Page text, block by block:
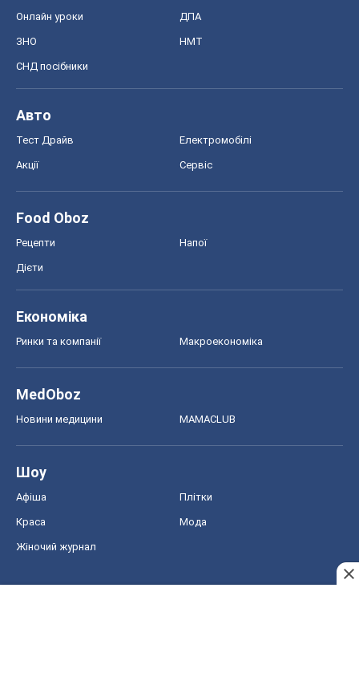
Онлайн уроки ДПА
ЗНО НМТ
СНД посібники
Авто
Тест Драйв Електромобілі
Акції Сервіс
Food Oboz
Рецепти Напої
Дієти
Економіка
Ринки та компанії Макроекономіка
MedOboz
Новини медицини MAMACLUB
Шоу
Афіша Плітки
Краса Мода
Жіночий журнал